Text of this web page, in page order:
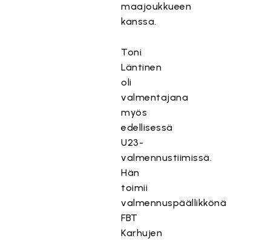
maajoukkueen
kanssa.
Toni
Läntinen
oli
valmentajana
myös
edellisessä
U23-
valmennustiimissä.
Hän
toimii
valmennuspäällikkönä
FBT
Karhujen